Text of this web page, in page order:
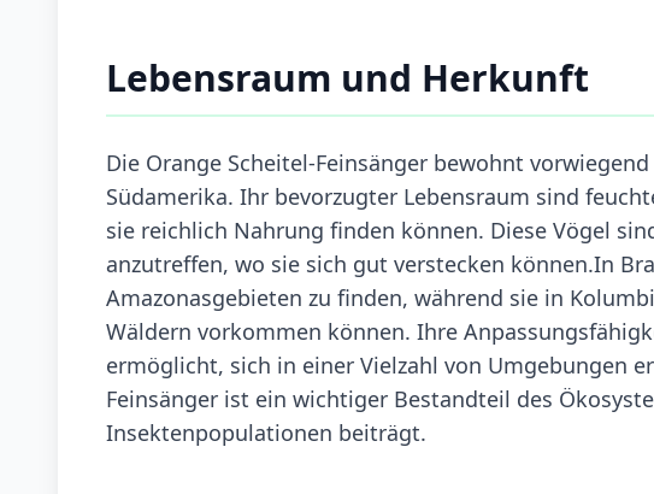
Lebensraum und Herkunft
Die Orange Scheitel-Feinsänger bewohnt
Südamerika. Ihr bevorzugter Lebensraum sind
sie reichlich Nahrung finden können. Diese Vögel
anzutreffen, wo sie sich gut verstecken können.In
Amazonasgebieten zu finden, während sie in
Wäldern vorkommen können. Ihre
ermöglicht, sich in einer Vielzahl von Umgebungen
Feinsänger ist ein wichtiger Bestandteil des
Insektenpopulationen beiträgt.